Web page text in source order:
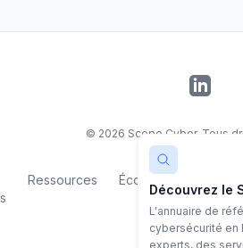
LinkedIn
© 2026 Scope Cyber. Tous
Ressources Écosystème
Découvrez le
L'annuaire de
cybersécurité en
experts, des